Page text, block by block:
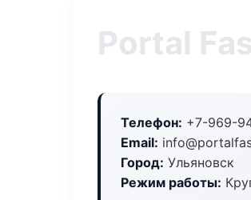
Portal
Телефон: +7-969-
Email:
Город: Ульяновск
Режим работы: